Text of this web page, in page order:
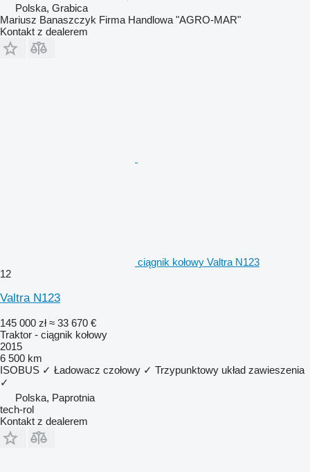
Polska, Grabica
Mariusz Banaszczyk Firma Handlowa "AGRO-MAR"
Kontakt z dealerem
ciągnik kołowy Valtra N123
12
Valtra N123
145 000 zł ≈ 33 670 €
Traktor - ciągnik kołowy
2015
6 500 km
ISOBUS ✓ Ładowacz czołowy ✓ Trzypunktowy układ zawieszenia
✓
Polska, Paprotnia
tech-rol
Kontakt z dealerem